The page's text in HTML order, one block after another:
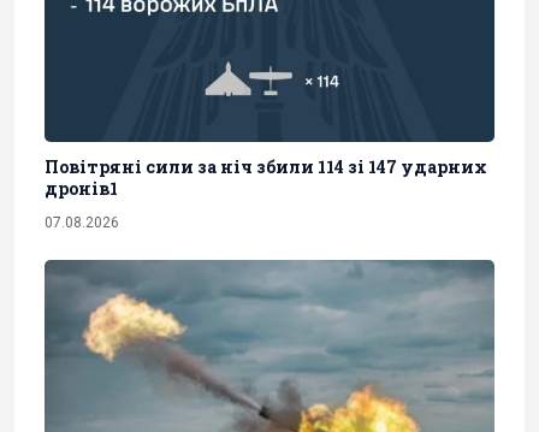
Повітряні сили за ніч збили 114 зі 147 ударних
дронів1
07.08.2026